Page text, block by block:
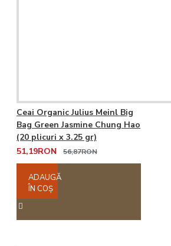
Ceai Organic Julius Meinl Big
Bag Green Jasmine Chung Hao
(20 plicuri x 3.25 gr)
51,19RON
56,87RON
ADAUGĂ
ÎN COŞ